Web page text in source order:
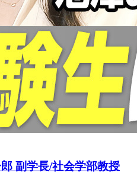
郎 副学長/社会学部教授